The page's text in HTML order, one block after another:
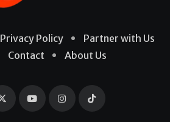
Privacy Policy
Partner with Us
Contact About Us